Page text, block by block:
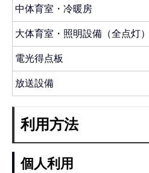
中体育室・冷暖房
大体育室・照明設備（全点灯）
電光得点板
放送設備
利用方法
個人利用